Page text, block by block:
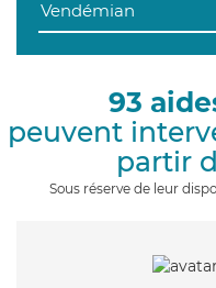
93
peuvent
partir
Sous réserve de leur